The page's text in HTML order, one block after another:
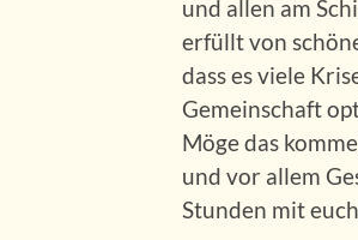
und allen am
erfüllt von
dass es viele
Gemeinschaft
Möge das
und vor allem
Stunden mit